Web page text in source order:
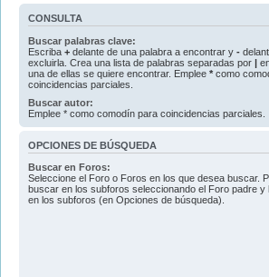
CONSULTA
Buscar palabras clave:
Escriba + delante de una palabra a encontrar y -
excluirla. Crea una lista de palabras separadas por |
una de ellas se quiere encontrar. Emplee * como
coincidencias parciales.
Buscar autor:
Emplee * como comodín para coincidencias parciales.
OPCIONES DE BÚSQUEDA
Buscar en Foros:
Seleccione el Foro o Foros en los que desea buscar.
buscar en los subforos seleccionando el Foro padre y
en los subforos (en Opciones de búsqueda).